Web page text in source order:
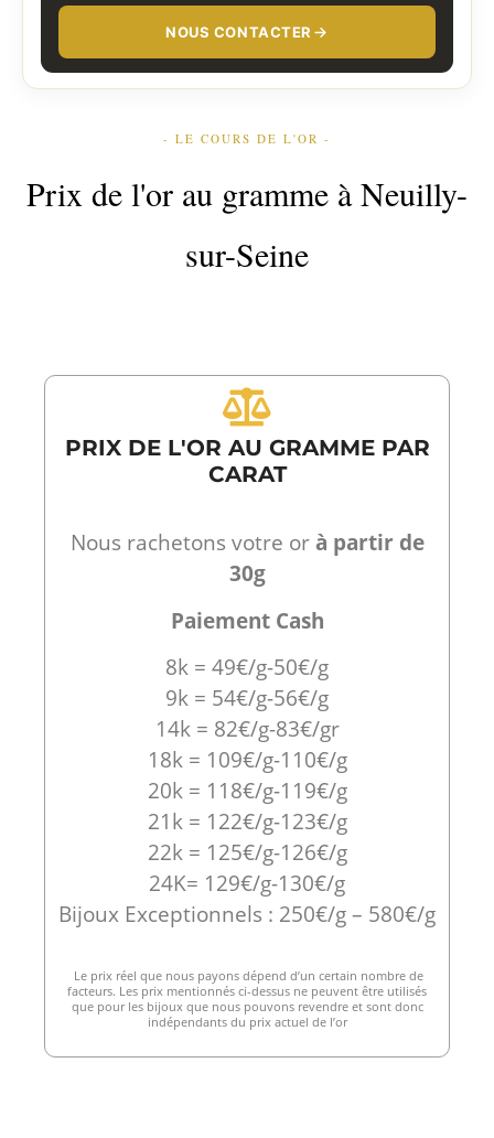
NOUS CONTACTER
- LE COURS DE L'OR -
Prix de l'or au gramme à Neuilly-
sur-Seine
PRIX DE L'OR AU GRAMME PAR
CARAT
Nous rachetons votre orà partir de
30g
Paiement Cash
8k = 49€/g-50€/g
9k = 54€/g-56€/g
14k = 82€/g-83€/gr
18k = 109€/g-110€/g
20k = 118€/g-119€/g
21k = 122€/g-123€/g
22k = 125€/g-126€/g
24K= 129€/g-130€/g
Bijoux Exceptionnels : 250€/g – 580€/g
Le prix réel que nous payons dépend d’un certain nombre de
facteurs. Les prix mentionnés ci-dessus ne peuvent être utilisés
que pour les bijoux que nous pouvons revendre et sont donc
indépendants du prix actuel de l’or